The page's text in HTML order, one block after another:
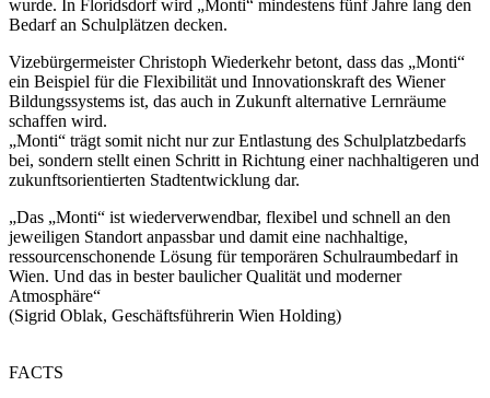
wurde. In Floridsdorf wird „Monti“ mindestens fünf Jahre lang den
Bedarf an Schulplätzen decken.
Vizebürgermeister Christoph Wiederkehr betont, dass das „Monti“
ein Beispiel für die Flexibilität und Innovationskraft des Wiener
Bildungssystems ist, das auch in Zukunft alternative Lernräume
schaffen wird.
„Monti“ trägt somit nicht nur zur Entlastung des Schulplatzbedarfs
bei, sondern stellt einen Schritt in Richtung einer nachhaltigeren und
zukunftsorientierten Stadtentwicklung dar.
„Das „Monti“ ist wiederverwendbar, flexibel und schnell an den
jeweiligen Standort anpassbar und damit eine nachhaltige,
ressourcenschonende Lösung für temporären Schulraumbedarf in
Wien. Und das in bester baulicher Qualität und moderner
Atmosphäre“
(Sigrid Oblak, Geschäftsführerin Wien Holding)
FACTS